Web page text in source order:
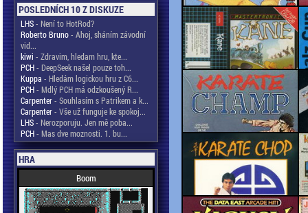
POSLEDNÍCH 10 Z DISKUZE
LHS- Není to HotRod?
Roberto Bruno- Ahoj, sháním závodní
vid...
kiwi - Zdravim, hledam hru, kte...
PCH- DeepSeek našel pouze toh...
Kuppa - Hledám logickou hru z C6...
PCH- Mdlý PCH má odzkoušený R...
Carpenter- Souhlasím s Patrikem a k...
Carpenter- Vše už funguje ke spokoj...
LHS- Nerozporuju. Jen mě poba...
PCH- Mas dve moznosti. 1. bu...
HRA
Boom